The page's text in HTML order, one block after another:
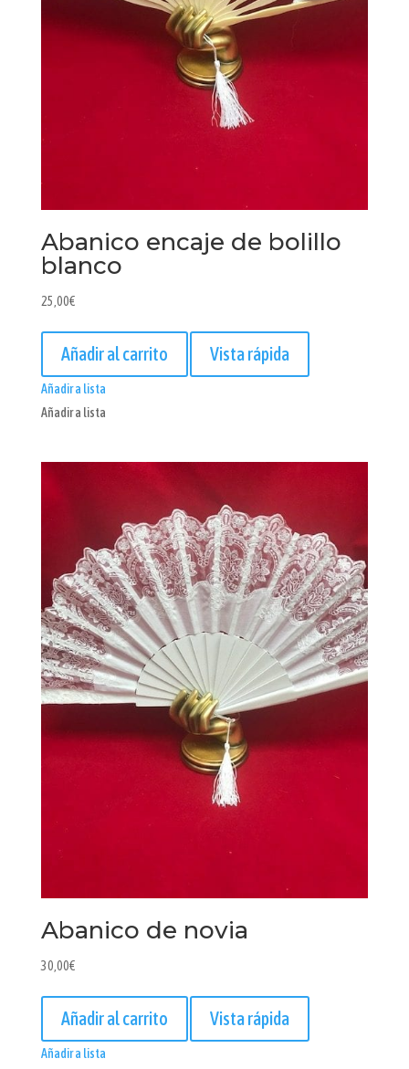
Abanico encaje de bolillo
blanco
25,00€
Añadir al carrito Vista rápida
Añadir a lista
Añadir a lista
Abanico de novia
30,00€
Añadir al carrito Vista rápida
Añadir a lista